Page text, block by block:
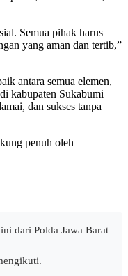
Semua pihak harus
yang aman dan tertib,”
antara semua elemen,
kabupaten Sukabumi
dan sukses tanpa
penuh oleh
dari Polda Jawa Barat